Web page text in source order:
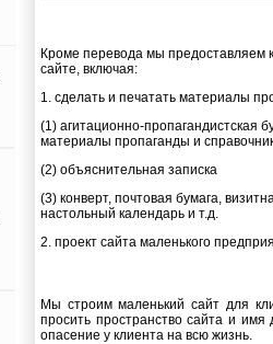
Кроме перевода мы предоставляем
сайте, включая:
1. сделать и печатать материалы
(1) агитационно-пропагандистская
материалы пропаганды и
(2) объяснительная записка
(3) конверт, почтовая бумага,
настольный календарь и т.д.
2. проект сайта маленького
Мы строим маленький сайт для
просить пространство сайта и
опасение у клиента на всю жизнь.